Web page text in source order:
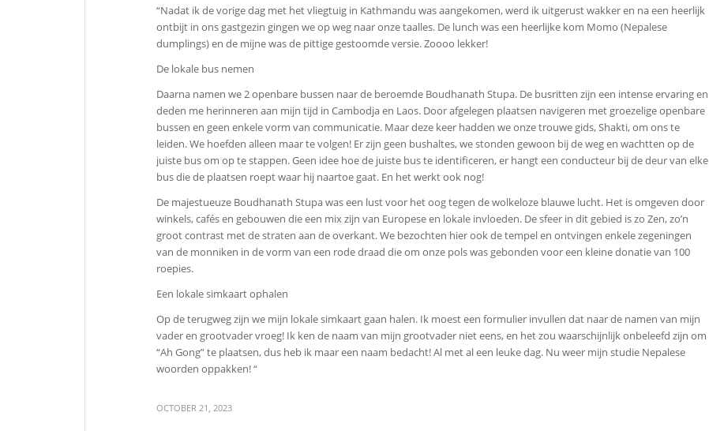
“Nadat ik de vorige dag met het vliegtuig in Kathmandu was aangekomen, werd ik uitgerust wakker en na een heerlijk
ontbijt in ons gastgezin gingen we op weg naar onze taalles. De lunch was een heerlijke kom Momo (Nepalese
dumplings) en de mijne was de pittige gestoomde versie. Zoooo lekker!
De lokale bus nemen
Daarna namen we 2 openbare bussen naar de beroemde Boudhanath Stupa. De busritten zijn een intense ervaring en
deden me herinneren aan mijn tijd in Cambodja en Laos. Door afgelegen plaatsen navigeren met groezelige openbare
bussen en geen enkele vorm van communicatie. Maar deze keer hadden we onze trouwe gids, Shakti, om ons te
leiden. We hoefden alleen maar te volgen! Er zijn geen bushaltes, we stonden gewoon bij de weg en wachtten op de
juiste bus om op te stappen. Geen idee hoe de juiste bus te identificeren, er hangt een conducteur bij de deur van elke
bus die de plaatsen roept waar hij naartoe gaat. En het werkt ook nog!
De majestueuze Boudhanath Stupa was een lust voor het oog tegen de wolkeloze blauwe lucht. Het is omgeven door
winkels, cafés en gebouwen die een mix zijn van Europese en lokale invloeden. De sfeer in dit gebied is zo Zen, zo’n
groot contrast met de straten aan de overkant. We bezochten hier ook de tempel en ontvingen enkele zegeningen
van de monniken in de vorm van een rode draad die om onze pols was gebonden voor een kleine donatie van 100
roepies.
Een lokale simkaart ophalen
Op de terugweg zijn we mijn lokale simkaart gaan halen. Ik moest een formulier invullen dat naar de namen van mijn
vader en grootvader vroeg! Ik ken de naam van mijn grootvader niet eens, en het zou waarschijnlijk onbeleefd zijn om
“Ah Gong” te plaatsen, dus heb ik maar een naam bedacht! Al met al een leuke dag. Nu weer mijn studie Nepalese
woorden oppakken! “
OCTOBER 21, 2023